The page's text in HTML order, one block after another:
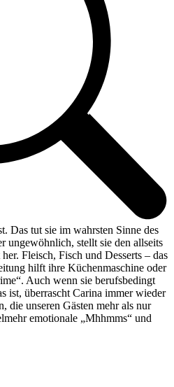
Das tut sie im wahrsten Sinne des
ungewöhnlich, stellt sie den allseits
Fleisch, Fisch und Desserts – das
hilft ihre Küchenmaschine oder
Auch wenn sie berufsbedingt
ist, überrascht Carina immer wieder
die unseren Gästen mehr als nur
emotionale „Mhhmms“ und